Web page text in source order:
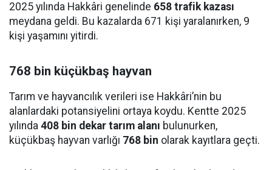
2025 yılında Hakkâri genelinde 658 trafik kazası
meydana geldi. Bu kazalarda 671 kişi yaralanırken, 9
kişi yaşamını yitirdi.
768 bin küçükbaş hayvan
Tarım ve hayvancılık verileri ise Hakkâri’nin bu
alanlardaki potansiyelini ortaya koydu. Kentte 2025
yılında 408 bin dekar tarım alanı bulunurken,
küçükbaş hayvan varlığı 768 bin olarak kayıtlara geçti.